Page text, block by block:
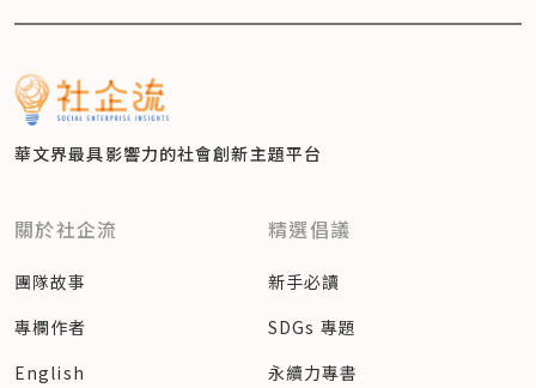
華文界最具影響力的社會創新主題平台
關於社企流
團隊故事
專欄作者
English
精選倡議
新手必讀
SDGs 專題
永續力專書